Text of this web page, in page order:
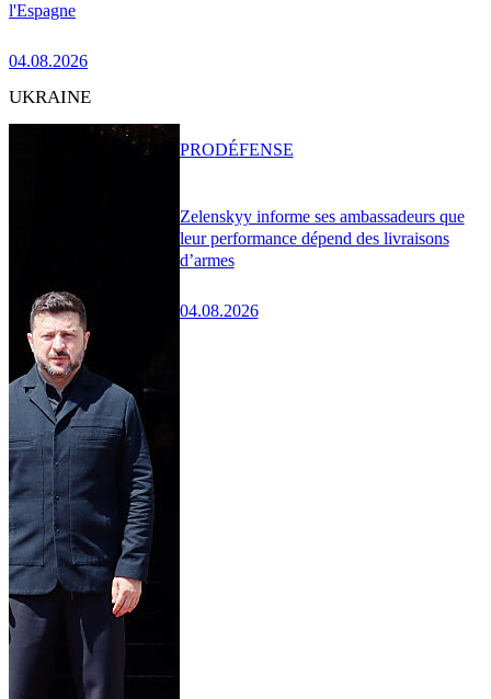
l'Espagne
04.08.2026
UKRAINE
Zelenskyy informe ses ambassadeurs que
leur performance dépend des livraisons
d’armes
04.08.2026
PRODÉFENSE